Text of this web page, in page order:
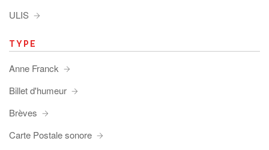
ULIS
TYPE
Anne Franck
Billet d'humeur
Brèves
Carte Postale sonore